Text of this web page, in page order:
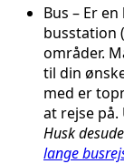
Bus – Er
busstation
områder.
til din
med er
at rejse på.
Husk
lange